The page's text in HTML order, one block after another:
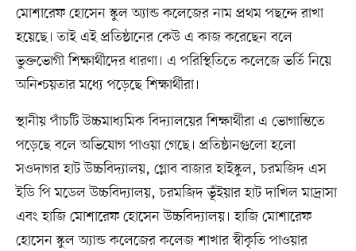
মোশারেফ হোসেন স্কুল অ্যান্ড কলেজের নাম প্রথম পছন্দে রাখা
হয়েছে। তাই এই প্রতিষ্ঠানের কেউ এ কাজ করেছেন বলে
ভুক্তভোগী শিক্ষার্থীদের ধারণা। এ পরিস্থিতিতে কলেজে ভর্তি নিয়ে
অনিশ্চয়তার মধ্যে পড়েছে শিক্ষার্থীরা।
স্থানীয় পাঁচটি উচ্চমাধ্যমিক বিদ্যালয়ের শিক্ষার্থীরা এ ভোগান্তিতে
পড়েছে বলে অভিযোগ পাওয়া গেছে। প্রতিষ্ঠানগুলো হলো
সওদাগর হাট উচ্চবিদ্যালয়, গ্লোব বাজার হাইস্কুল, চরমজিদ এস
ইডি পি মডেল উচ্চবিদ্যালয়, চরমজিদ ভূঁইয়ার হাট দাখিল মাদ্রাসা
এবং হাজি মোশারেফ হোসেন উচ্চবিদ্যালয়। হাজি মোশারেফ
হোসেন স্কুল অ্যান্ড কলেজের কলেজ শাখার স্বীকৃতি পাওয়ার